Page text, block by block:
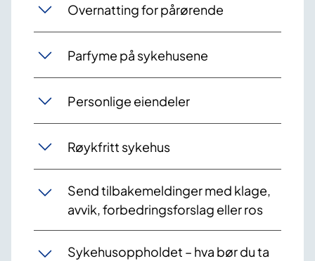
Overnatting for pårørende
Parfyme på sykehusene
Personlige eiendeler
Røykfritt sykehus
Send tilbakemeldinger med klage,
avvik, forbedringsforslag eller ros
Sykehusoppholdet – hva bør du ta